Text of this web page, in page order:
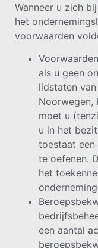
Wanneer u zich
het
voorwaarden
als u geen
lidstaten
Noorwegen,
moet u
u in het
toestaat
te oefenen.
het
een aantal